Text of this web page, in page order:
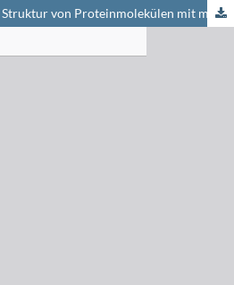
Studien der räumlichen Struktur von Proteinmolekülen mit magnetischer Kernresonanzspektroskopie